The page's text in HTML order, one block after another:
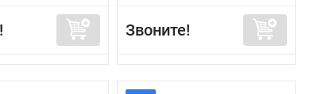
Звоните!